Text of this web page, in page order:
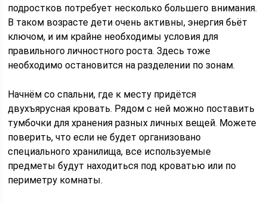
подростков потребует несколько большего внимания.
В таком возрасте дети очень активны, энергия бьёт
ключом, и им крайне необходимы условия для
правильного личностного роста. Здесь тоже
необходимо остановится на разделении по зонам.
Начнём со спальни, где к месту придётся
двухъярусная кровать. Рядом с ней можно поставить
тумбочки для хранения разных личных вещей. Можете
поверить, что если не будет организовано
специального хранилища, все используемые
предметы будут находиться под кроватью или по
периметру комнаты.